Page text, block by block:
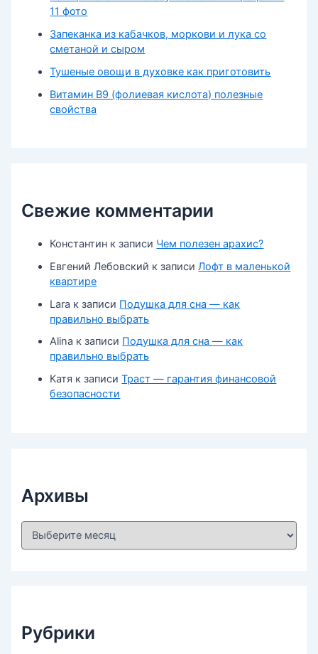
11 фото
Запеканка из кабачков, моркови и лука со
сметаной и сыром
Тушеные овощи в духовке как приготовить
Витамин В9 (фолиевая кислота) полезные
свойства
Свежие комментарии
Константин к записи Чем полезен арахис?
Евгений Лебовский к записиЛофт в маленькой
квартире
Lara к записи Подушка для сна — как
правильно выбрать
Alina к записи Подушка для сна — как
правильно выбрать
Катя к записиТраст — гарантия финансовой
безопасности
Архивы
А
Рубрики